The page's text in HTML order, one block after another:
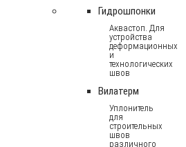
Гидрошпонки
Аквастоп. Для
устройства
деформационных
и
технологических
швов
Вилатерм
Уплонитель
для
строительных
швов
различного